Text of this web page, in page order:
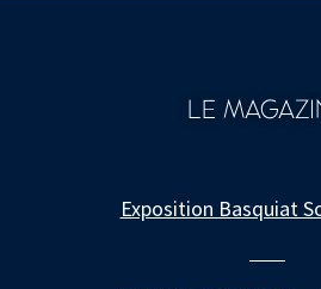
LE
Exposition Basquiat